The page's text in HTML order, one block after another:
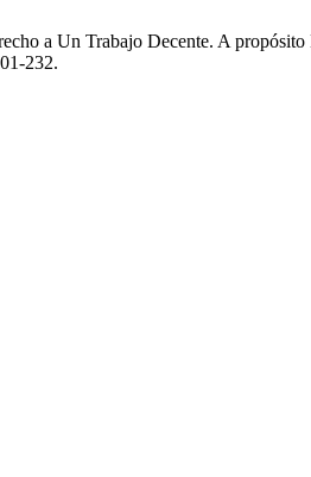
a Un Trabajo Decente. A
232.